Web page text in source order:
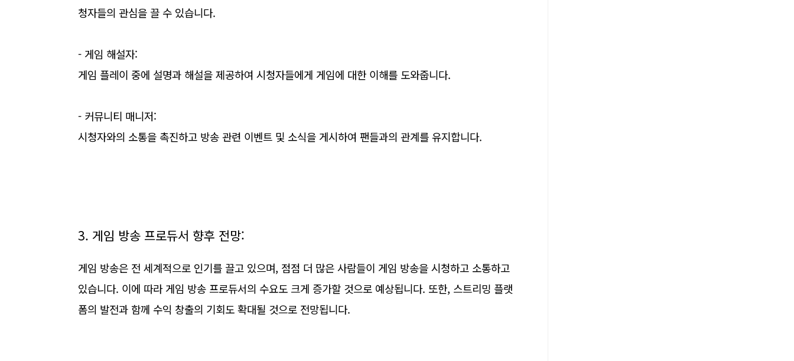
청자들의 관심을 끌 수 있습니다.
- 게임 해설자:
게임 플레이 중에 설명과 해설을 제공하여 시청자들에게 게임에 대한 이해를 도와줍니다.
- 커뮤니티 매니저:
시청자와의 소통을 촉진하고 방송 관련 이벤트 및 소식을 게시하여 팬들과의 관계를 유지합니다.
3. 게임 방송 프로듀서 향후 전망:
게임 방송은 전 세계적으로 인기를 끌고 있으며, 점점 더 많은 사람들이 게임 방송을 시청하고 소통하고
있습니다. 이에 따라 게임 방송 프로듀서의 수요도 크게 증가할 것으로 예상됩니다. 또한, 스트리밍 플랫
폼의 발전과 함께 수익 창출의 기회도 확대될 것으로 전망됩니다.